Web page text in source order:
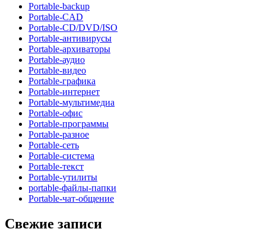
Portable-backup
Portable-CAD
Portable-CD/DVD/ISO
Portable-антивирусы
Portable-архиваторы
Portable-аудио
Portable-видео
Portable-графика
Portable-интернет
Portable-мультимедиа
Portable-офис
Portable-программы
Portable-разное
Portable-сеть
Portable-система
Portable-текст
Portable-утилиты
portable-файлы-папки
Portable-чат-общение
Свежие записи